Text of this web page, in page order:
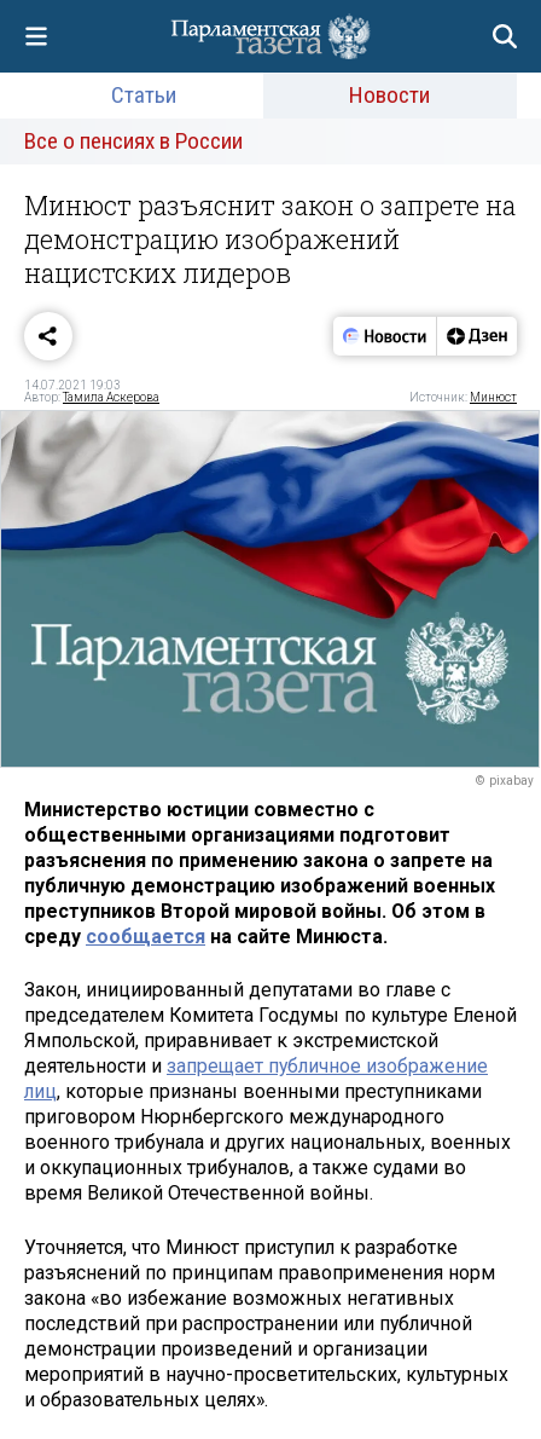
Статьи
Новости
Все о пенсиях в России
Минюст разъяснит закон о запрете на
демонстрацию изображений
нацистских лидеров
14.07.2021 19:03
Автор:Тамила Аскерова Источник: Минюст
© pixabay
Министерство юстиции совместно с
общественными организациями подготовит
разъяснения по применению закона о запрете на
публичную демонстрацию изображений военных
преступников Второй мировой войны. Об этом в
среду сообщается на сайте Минюста.
Закон, инициированный депутатами во главе с
председателем Комитета Госдумы по культуре Еленой
Ямпольской, приравнивает к экстремистской
деятельности и запрещает публичное изображение
лиц, которые признаны военными преступниками
приговором Нюрнбергского международного
военного трибунала и других национальных, военных
и оккупационных трибуналов, а также судами во
время Великой Отечественной войны.
Уточняется, что Минюст приступил к разработке
разъяснений по принципам правоприменения норм
закона «во избежание возможных негативных
последствий при распространении или публичной
демонстрации произведений и организации
мероприятий в научно-просветительских, культурных
и образовательных целях».